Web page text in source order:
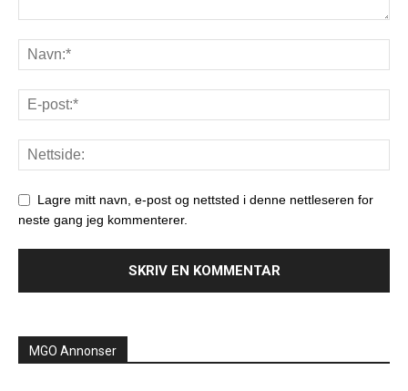
Lagre mitt navn, e-post og nettsted i denne nettleseren for
neste gang jeg kommenterer.
MGO Annonser